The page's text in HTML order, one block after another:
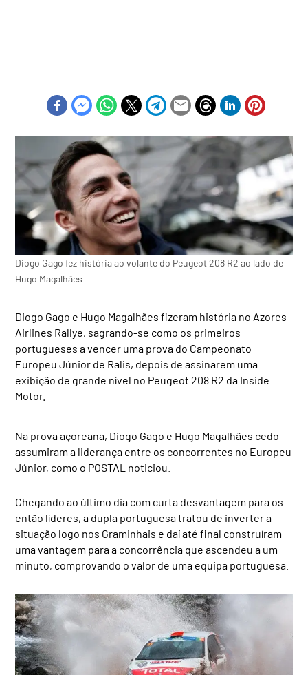
Diogo Gago fez história ao volante do Peugeot 208 R2 ao lado de
Hugo Magalhães
Diogo Gago e Hugo Magalhães fizeram história no Azores
Airlines Rallye, sagrando-se como os primeiros
portugueses a vencer uma prova do Campeonato
Europeu Júnior de Ralis, depois de assinarem uma
exibição de grande nível no Peugeot 208 R2 da Inside
Motor.
Na prova açoreana, Diogo Gago e Hugo Magalhães cedo
assumiram a liderança entre os concorrentes no Europeu
Júnior, como o POSTAL noticiou.
Chegando ao último dia com curta desvantagem para os
então líderes, a dupla portuguesa tratou de inverter a
situação logo nos Graminhais e daí até final construíram
uma vantagem para a concorrência que ascendeu a um
minuto, comprovando o valor de uma equipa portuguesa.